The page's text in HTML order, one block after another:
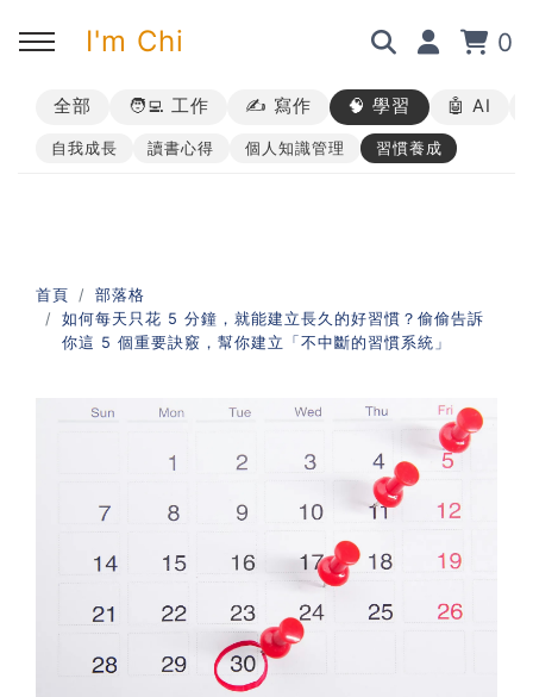
I'm Chi 0
回主選單
➡︎ 所有內容
回主選單
➡︎ 業配合作
回主選單
➡︎ 講座活動
回主選單
AI 職場應用｜ChatGPT 職場
應用入門
AI 職場應用｜NotebookLM
職場工作復盤術
全部 🧑‍💻 工作 ✍️ 寫作 🧠 學習 🤖 AI
自我成長 讀書心得 個人知識管理 習慣養成
首頁
部落格
如何每天只花 5 分鐘，就能建立長久的好習慣？偷偷告訴
你這 5 個重要訣竅，幫你建立「不中斷的習慣系統」